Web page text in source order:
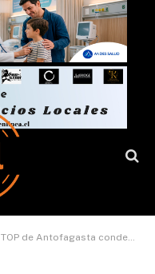
TOP de Antofagasta condena a 12 de años de presidio a autor de femicidio frustrado